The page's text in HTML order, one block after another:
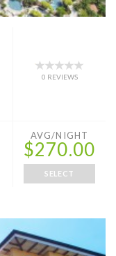
0 REVIEWS
AVG/NIGHT
$270.00
SELECT